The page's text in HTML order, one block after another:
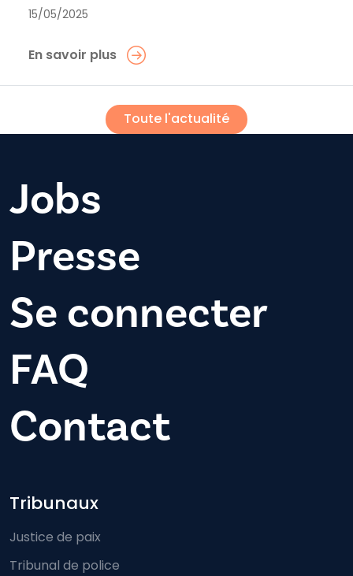
15/05/2025
En savoir plus
Toute l'actualité
Jobs
Presse
Se connecter
FAQ
Contact
Footer-menu
Tribunaux
Justice de paix
Tribunal de police